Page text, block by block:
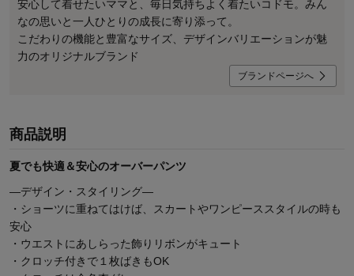
安心して着せたいママと、毎日気持ちよく着たいコドモ。みん
なの思いと一人ひとりの成長に寄り添って。
こだわりの機能と豊富なサイズ、デザインバリエーションが魅
力のオリジナルブランド
ブランドページへ
商品説明
夏でも快適＆安心のオーバーパンツ
―デザイン・スタイリング―
・ショーツに重ねてはけば、スカートやワンピーススタイルの時も
安心
・ウエストにあしらった飾りリボンがキュート
・クロッチ付きで１枚ばきもOK